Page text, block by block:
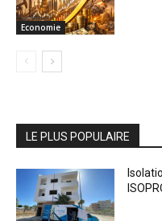
Economie
LE PLUS POPULAIRE